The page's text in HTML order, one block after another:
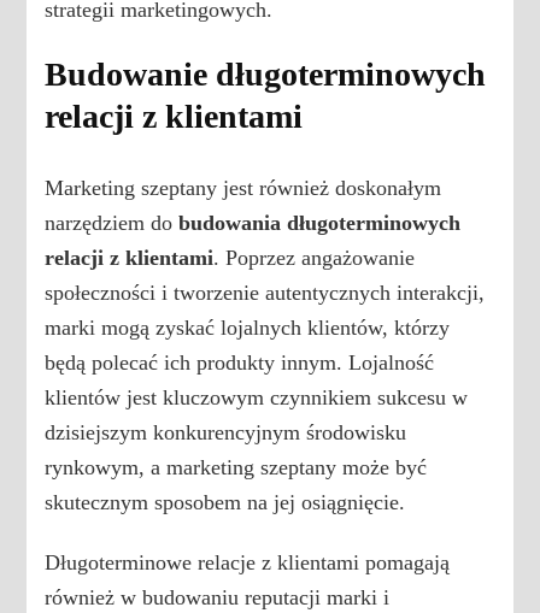
strategii marketingowych.
Budowanie długoterminowych
relacji z klientami
Marketing szeptany jest również doskonałym
narzędziem dobudowania długoterminowych
relacji z klientami. Poprzez angażowanie
społeczności i tworzenie autentycznych interakcji,
marki mogą zyskać lojalnych klientów, którzy
będą polecać ich produkty innym. Lojalność
klientów jest kluczowym czynnikiem sukcesu w
dzisiejszym konkurencyjnym środowisku
rynkowym, a marketing szeptany może być
skutecznym sposobem na jej osiągnięcie.
Długoterminowe relacje z klientami pomagają
również w budowaniu reputacji marki i